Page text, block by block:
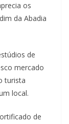
os
da Abadia
de
mercado
turista
local.
de